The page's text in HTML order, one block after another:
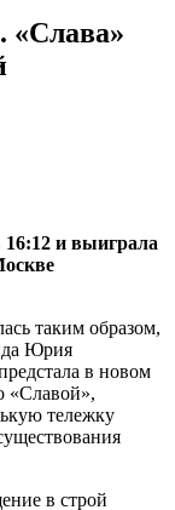
«Слава»
16:12 и выиграла
таким образом,
Юрия
в новом
«Славой»,
тележку
в строй